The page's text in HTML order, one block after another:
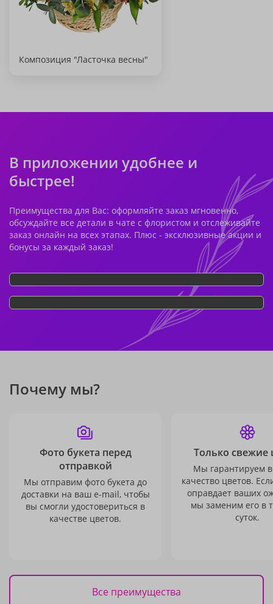
Композиция "Ласточка весны"
В приложении удобнее и
быстрее!
Преимущества для Вас: оформляйте заказ мгновенно,
обсуждайте все детали в чате с флористом и отслеживайте
заказ онлайн на всех этапах. Плюс - эксклюзивные акции и
бонусы за каждый заказ!
Почему мы?
Фото букета перед
отправкой
Мы отправим фото букета до
доставки на ваш e-mail, чтобы
вы смогли удостовериться в
качестве цветов.
Только свежие
Мы гарантируем
качество цветов.
оправдает ваших
мы заменим его в
суток.
Все преимущества